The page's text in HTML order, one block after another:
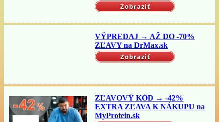
Zobraziť
VÝPREDAJ → AŽ DO -70%
ZĽAVY na DrMax.sk
Zobraziť
ZĽAVOVÝ KÓD → -42%
EXTRA ZĽAVA K NÁKUPU na
MyProtein.sk